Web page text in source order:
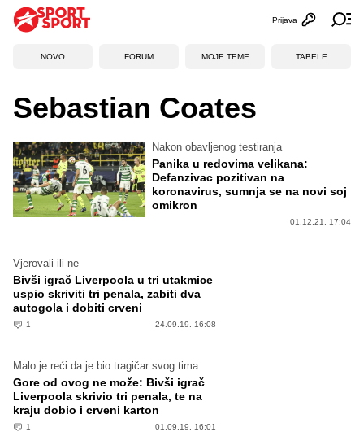
Otvori
Prijava
NOVO FORUM MOJE TEME TABELE
Sebastian Coates
Nakon obavljenog testiranja
Panika u redovima velikana:
Defanzivac pozitivan na
koronavirus, sumnja se na novi soj
omikron
01.12.21. 17:04
Vjerovali ili ne
Bivši igrač Liverpoola u tri utakmice
uspio skriviti tri penala, zabiti dva
autogola i dobiti crveni
1 24.09.19. 16:08
Malo je reći da je bio tragičar svog tima
Gore od ovog ne može: Bivši igrač
Liverpoola skrivio tri penala, te na
kraju dobio i crveni karton
1 01.09.19. 16:01